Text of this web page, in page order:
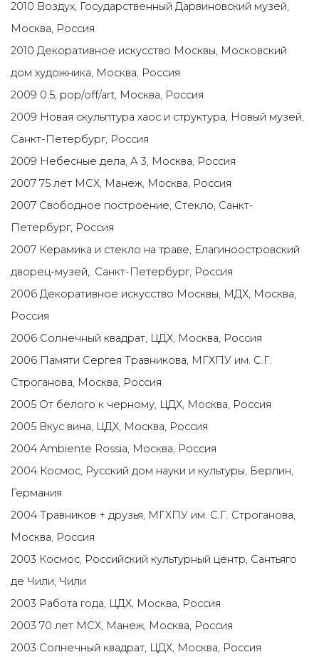
2010 Воздух, Государственный Дарвиновский музей,
Москва, Россия
2010 Декоративное искусство Москвы, Московский
дом художника, Москва, Россия
2009 0.5, pop/off/art, Москва, Россия
2009 Новая скульптура хаос и структура, Новый музей,
Санкт-Петербург, Россия
2009 Небесные дела, А 3, Москва, Россия
2007 75 лет МСХ, Манеж, Москва, Россия
2007 Свободное построение, Стекло, Санкт-
Петербург, Россия
2007 Керамика и стекло на траве, Елагиноостровский
дворец-музей,. Санкт-Петербург, Россия
2006 Декоративное искусство Москвы, МДХ, Москва,
Россия
2006 Солнечный квадрат, ЦДХ, Москва, Россия
2006 Памяти Сергея Травникова, МГХПУ им. С.Г.
Строганова, Москва, Россия
2005 От белого к черному, ЦДХ, Москва, Россия
2005 Вкус вина, ЦДХ, Москва, Россия
2004 Ambiente Rossia, Москва, Россия
2004 Космос, Русский дом науки и культуры, Берлин,
Германия
2004 Травников + друзья, МГХПУ им. С.Г. Строганова,
Москва, Россия
2003 Космос, Российский культурный центр, Сантьяго
де Чили, Чили
2003 Работа года, ЦДХ, Москва, Россия
2003 70 лет МСХ, Манеж, Москва, Россия
2003 Солнечный квадрат, ЦДХ, Москва, Россия